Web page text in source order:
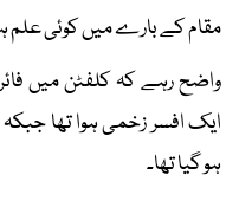
مقام کے بارے میں کوئی علم
واضح رہے کہ کلفٹن میں
ایک افسر زخمی ہوا تھا
ہو گیا تھا۔